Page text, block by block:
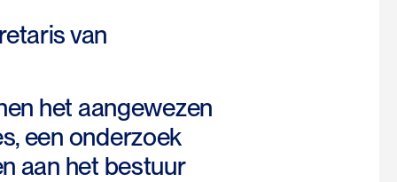
van
het aangewezen
een onderzoek
aan het bestuur